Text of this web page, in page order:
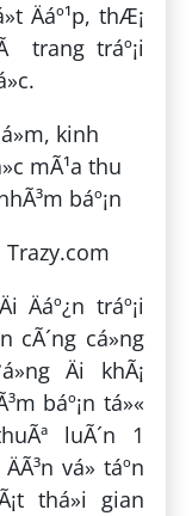
Äáº¹p, thÆ¡
trang tráº¡i
Äáº¿n tráº¡i
cÃ´ng cá»ng
Äi khÃ¡
báº¡n tá»«
luÃ´n 1
vá» táº­n
thá»i gian